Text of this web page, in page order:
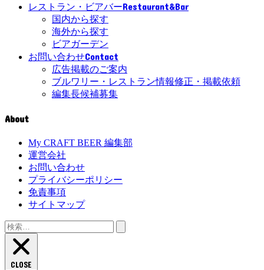
レストラン・ビアバーRestaurant&Bar
国内から探す
海外から探す
ビアガーデン
お問い合わせContact
広告掲載のご案内
ブルワリー・レストラン情報修正・掲載依頼
編集長候補募集
About
My CRAFT BEER 編集部
運営会社
お問い合わせ
プライバシーポリシー
免責事項
サイトマップ
検
索:
CLOSE